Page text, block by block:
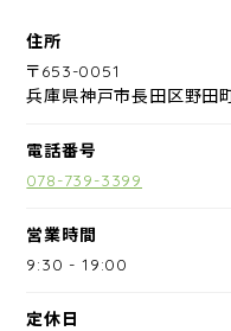
住所
〒653-0051
兵庫県神戸市長田区野田
電話番号
078-739-3399
営業時間
9:30 -19:00
定休日